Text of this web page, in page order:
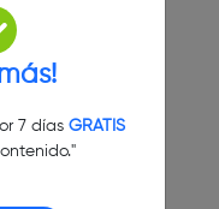
7 días GRATIS